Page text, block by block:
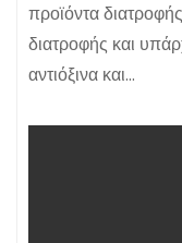
προϊόντα
διατροφής και
αντιόξινα και…